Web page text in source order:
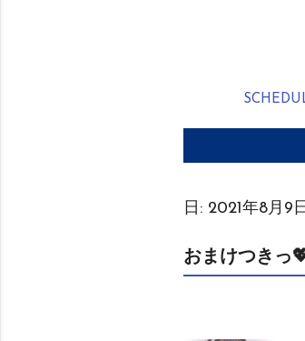
日: 2021年8月9日
おまけつきっ